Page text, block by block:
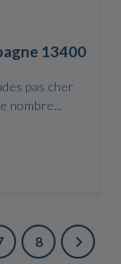
13400
pas cher
8